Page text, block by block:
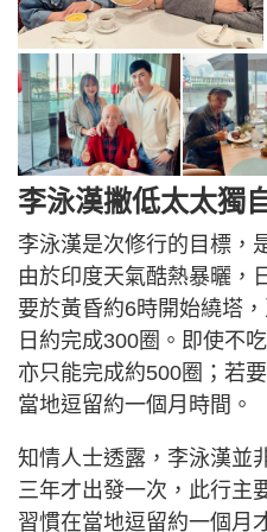
李泳漢撇低太太獨
李泳漢是次修行的目標，
由於印度天氣酷熱暴曬，
要於黃昏約6時開始繞塔
日約完成300圈。即使不
亦只能完成約500圈；若
當地逗留約一個月時間。
知情人士透露，李泳漢並
三年才出發一次，此行主
習慣在當地逗留約一個月